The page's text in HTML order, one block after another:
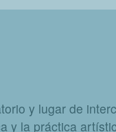
y lugar de
y la práctica